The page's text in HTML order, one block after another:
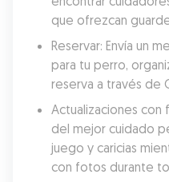
que ofrezcan
Reservar: Envía un
para tu perro,
reserva a través de
Actualizaciones con
del mejor cuidado
juego y caricias
con fotos durante